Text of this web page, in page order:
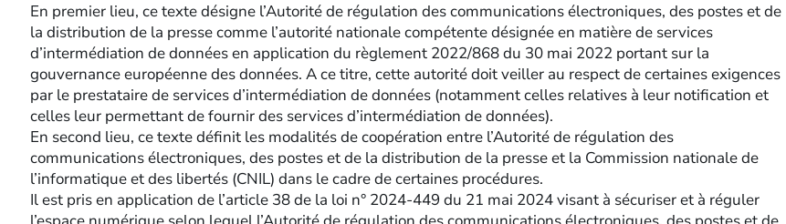
En premier lieu, ce texte désigne l’Autorité de régulation des communications électroniques, des postes et de
la distribution de la presse comme l’autorité nationale compétente désignée en matière de services
d’intermédiation de données en application du règlement 2022/868 du 30 mai 2022 portant sur la
gouvernance européenne des données. A ce titre, cette autorité doit veiller au respect de certaines exigences
par le prestataire de services d’intermédiation de données (notamment celles relatives à leur notification et
celles leur permettant de fournir des services d’intermédiation de données).
En second lieu, ce texte définit les modalités de coopération entre l’Autorité de régulation des
communications électroniques, des postes et de la distribution de la presse et la Commission nationale de
l’informatique et des libertés (CNIL) dans le cadre de certaines procédures.
Il est pris en application de l’article 38 de la loi n° 2024-449 du 21 mai 2024 visant à sécuriser et à réguler